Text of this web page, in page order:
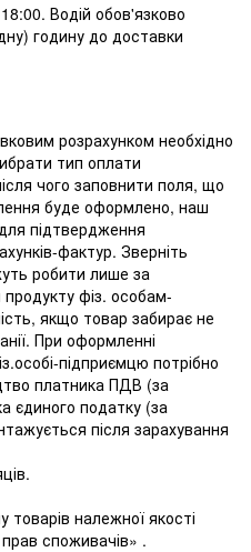
Водій обов'язково
годину до доставки
розрахунком необхідно
тип оплати
чого заповнити поля, що
буде оформлено, наш
підтвердження
фактур. Зверніть
робити лише за
продукту фіз. особам-
якщо товар забирає не
При оформленні
підприємцю потрібно
платника ПДВ (за
єдиного податку (за
після зарахування
товарів належної якості
споживачів» .